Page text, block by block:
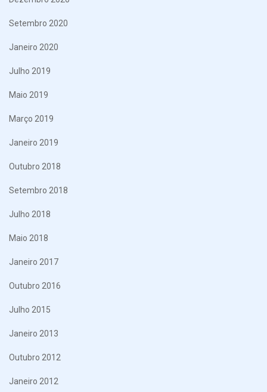
Setembro 2020
Janeiro 2020
Julho 2019
Maio 2019
Março 2019
Janeiro 2019
Outubro 2018
Setembro 2018
Julho 2018
Maio 2018
Janeiro 2017
Outubro 2016
Julho 2015
Janeiro 2013
Outubro 2012
Janeiro 2012